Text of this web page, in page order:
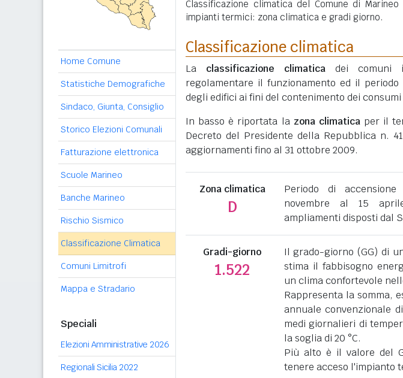
Home Comune
Statistiche Demografiche
Sindaco, Giunta, Consiglio
Storico Elezioni Comunali
Fatturazione elettronica
Scuole Marineo
Banche Marineo
Rischio Sismico
Classificazione Climatica
Comuni Limitrofi
Mappa e Stradario
Speciali
Elezioni Amministrative 2026
Regionali Sicilia 2022
Classificazione climatica del Comune di
impianti termici: zona climatica e gradi giorno.
Classificazione climatica
La classificazione climatica dei comuni
regolamentare il funzionamento ed il
degli edifici ai fini del contenimento dei
In basso è riportata la zona climaticaper il
Decreto del Presidente della Repubblica n.
aggiornamenti fino al 31 ottobre 2009.
Zona climatica
D
Periodo di
novembre al 15
ampliamenti disposti dal
Gradi-giorno
1.522
Il grado-giorno (GG) di
stima il fabbisogno
un clima confortevole
Rappresenta la somma,
annuale convenzionale
medi giornalieri di
la soglia di 20 °C.
Più alto è il valore del
tenere acceso l'impianto